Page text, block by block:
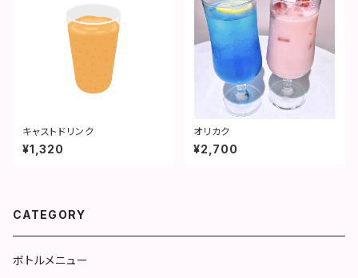
キャストドリンク
¥1,320
オリカク
¥2,700
CATEGORY
ボトルメニュー